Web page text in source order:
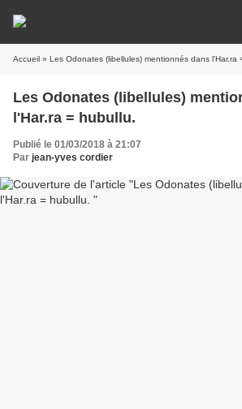
Accueil » Les Odonates (libellules) mentionnés dans l'Har.ra
Les Odonates (libellules)
l'Har.ra = hubullu.
Publié le 01/03/2018 à 21:07
Par jean-yves cordier